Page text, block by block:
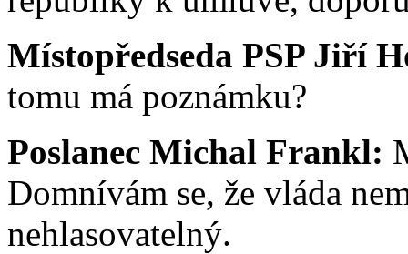
Místopředseda PSP Jiří
tomu má poznámku?
Poslanec Michal Frankl:
Domnívám se, že vláda
nehlasovatelný.